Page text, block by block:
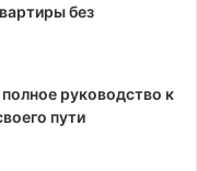
без
руководство к
пути